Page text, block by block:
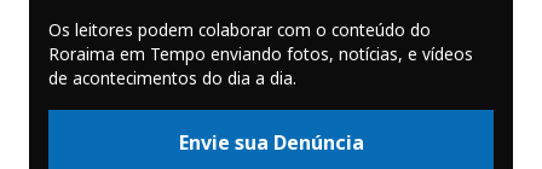
Os leitores podem colaborar com o conteúdo do
Roraima em Tempo enviando fotos, notícias, e vídeos
de acontecimentos do dia a dia.
Envie sua Denúncia